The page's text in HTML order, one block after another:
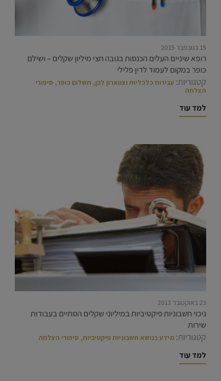
15 בנובמבר 2015
רופא שיניים העלים הכנסות בגובה חצי מיליון שקלים – ושילם
כופר במקום לעמוד לדין פלילי
קטגוריות: עבירות כלכליות וצווארון לבן, תשלום כופר, סיפורי
הצלחה
למד עוד
23 באוקטובר 2013
ניכוי חשבוניות פיקטיביות במיליוני שקלים הסתיים בעבודות
שירות
קטגוריות: מידע בנושא חשבוניות פיקטיביות, סיפורי הצלחה
למד עוד